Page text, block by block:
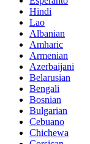
Hindi
Lao
Albanian
Amharic
Armenian
Azerbaijani
Belarusian
Bengali
Bosnian
Bulgarian
Cebuano
Chichewa